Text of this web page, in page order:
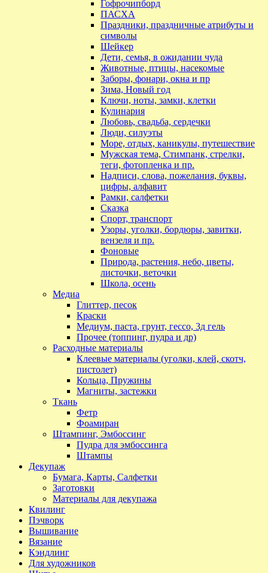
Гофрочипборд
ПАСХА
Праздники, праздничные атрибуты и
символы
Шейкер
Дети, семья, в ожидании чуда
Животные, птицы, насекомые
Заборы, фонари, окна и пр
Зима, Новый год
Ключи, ноты, замки, клетки
Кулинария
Любовь, свадьба, сердечки
Люди, силуэты
Море, отдых, каникулы, путешествие
Мужская тема, Стимпанк, стрелки,
теги, фотопленка и пр.
Надписи, слова, пожелания, буквы,
цифры, алфавит
Рамки, салфетки
Сказка
Спорт, транспорт
Узоры, уголки, бордюры, завитки,
вензеля и пр.
Фоновые
Природа, растения, небо, цветы,
листочки, веточки
Школа, осень
Медиа
Глиттер, песок
Краски
Медиум, паста, грунт, гессо, 3д гель
Прочее (топпинг, пудра и др)
Расходные материалы
Клеевые материалы (уголки, клей, скотч,
пистолет)
Кольца, Пружины
Магниты, застежки
Ткань
Фетр
Фоамиран
Штампинг, Эмбоссинг
Пудра для эмбоссинга
Штампы
Декупаж
Бумага, Карты, Салфетки
Заготовки
Материалы для декупажа
Квилинг
Пэчворк
Вышивание
Вязание
Кэндлинг
Для художников